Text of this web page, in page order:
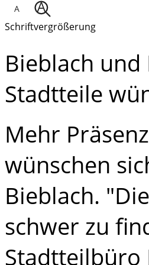
Bieblach und
Stadtteile
Mehr
wünschen
Bieblach.
schwer zu
Stadtteilbüro
Schriftvergrößerung